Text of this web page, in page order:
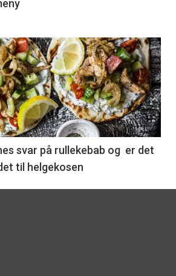
svar på rullekebab og er det
til helgekosen